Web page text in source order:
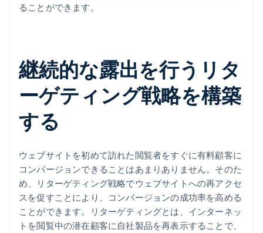
ることができます。
継続的な露出を行うリタ
ーゲティング戦略を構築
する
ウェブサイトを初めて訪れた閲覧者をすぐに有料顧客に
コンバージョンできることはあまりありません。そのた
め、リターゲティング戦略でウェブサイトへの再アクセ
スを促すことにより、コンバージョンの成功率を高める
ことができます。リターゲティングとは、インターネッ
トを閲覧中の潜在顧客に自社製品を再表示することで、